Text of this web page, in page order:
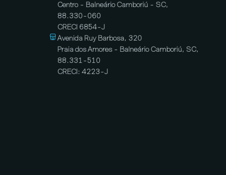
Centro - Balneário Camboriú - SC,
88.330-060
CRECI 6854-J
Avenida Ruy Barbosa, 320
Praia dos Amores - Balneário Camboriú, SC,
88.331-510
CRECI: 4223-J